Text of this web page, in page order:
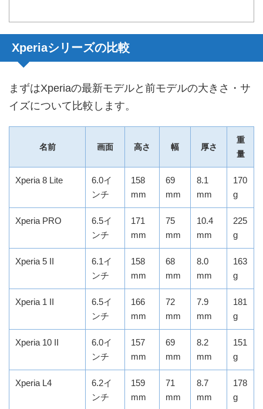
Xperiaシリーズの比較
まずはXperiaの最新モデルと前モデルの大きさ・サ
イズについて比較します。
名前 画面 高さ 幅 厚さ
重
量
Xperia 8 Lite
6.0イ
ンチ
158
mm
69
mm
8.1
mm
170
g
Xperia PRO
6.5イ
ンチ
171
mm
75
mm
10.4
mm
225
g
Xperia 5 II
6.1イ
ンチ
158
mm
68
mm
8.0
mm
163
g
Xperia 1 II
6.5イ
ンチ
166
mm
72
mm
7.9
mm
181
g
Xperia 10 II
6.0イ
ンチ
157
mm
69
mm
8.2
mm
151
g
Xperia L4
6.2イ
ンチ
159
mm
71
mm
8.7
mm
178
g